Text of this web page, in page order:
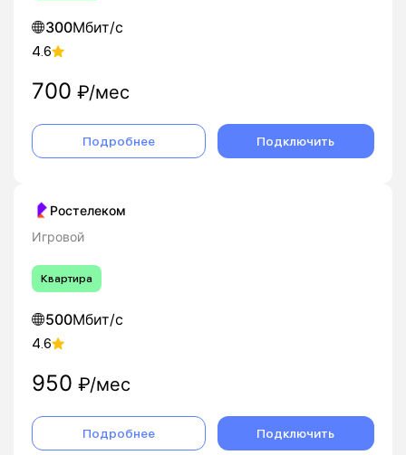
300Мбит/с
4.6
700 ₽/мес
Подробнее Подключить
Ростелеком
Игровой
Квартира
500Мбит/с
4.6
950 ₽/мес
Подробнее Подключить